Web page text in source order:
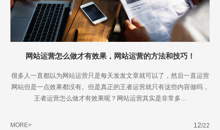
网站运营怎么做才有效果，网站运营的方法和技巧！
很多人一直都以为网站运营只是每天发发文章就可以了，然后一直运营
网站但是一点效果都没有。但是真正的王者运营就只有这些内容做吗，
王者运营怎么做才有效果呢？网站运营其实是非常多...
MORE> 12/22